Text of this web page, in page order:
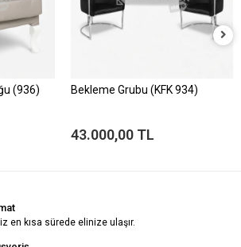
(936) Bekleme Grubu (KFK 934)
43.000,00 TL
en kısa sürede elinize ulaşır.